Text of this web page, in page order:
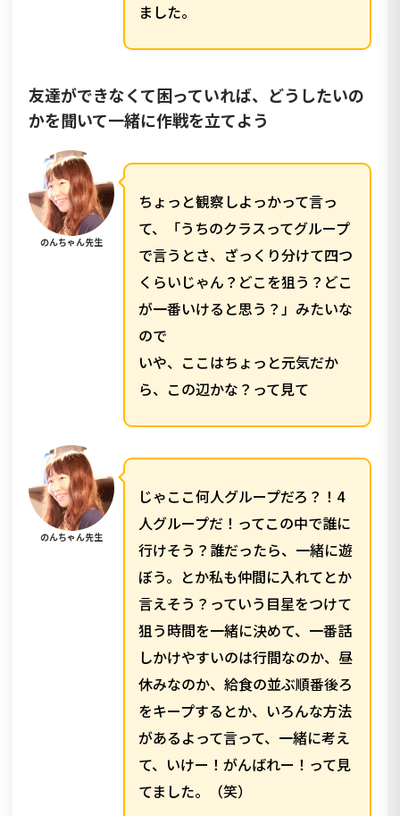
ました。
友達ができなくて困っていれば、どうしたいの
かを聞いて一緒に作戦を立てよう
のんちゃん先生
ちょっと観察しよっかって言っ
て、「うちのクラスってグループ
で言うとさ、ざっくり分けて四つ
くらいじゃん？どこを狙う？どこ
が一番いけると思う？」みたいな
ので
いや、ここはちょっと元気だか
ら、この辺かな？って見て
のんちゃん先生
じゃここ何人グループだろ？！4
人グループだ！ってこの中で誰に
行けそう？誰だったら、一緒に遊
ぼう。とか私も仲間に入れてとか
言えそう？っていう目星をつけて
狙う時間を一緒に決めて、一番話
しかけやすいのは行間なのか、昼
休みなのか、給食の並ぶ順番後ろ
をキープするとか、いろんな方法
があるよって言って、一緒に考え
て、いけー！がんばれー！って見
てました。（笑）